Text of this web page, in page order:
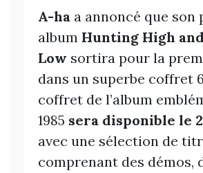
A-ha a annoncé que son
album Hunting High and
Low sortira pour la
dans un superbe coffret
coffret de l’album
1985 sera disponible le
avec une sélection de
comprenant des démos,